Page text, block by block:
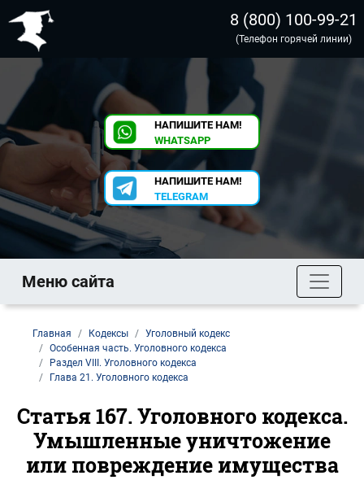
8 (800) 100-99-21
(Телефон горячей линии)
НАПИШИТЕ НАМ!
WHATSAPP
НАПИШИТЕ НАМ!
TELEGRAM
Меню сайта
Главная Кодексы
Уголовный кодекс
Особенная часть. Уголовного кодекса
Раздел VIII. Уголовного кодекса
Глава 21. Уголовного кодекса
Статья 167. Уголовного кодекса.
Умышленные уничтожение
или повреждение имущества